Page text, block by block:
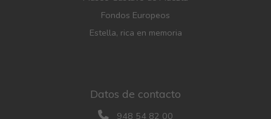
Fondos Europeos
Estella, rica en memoria
Datos de contacto
948 54 82 00